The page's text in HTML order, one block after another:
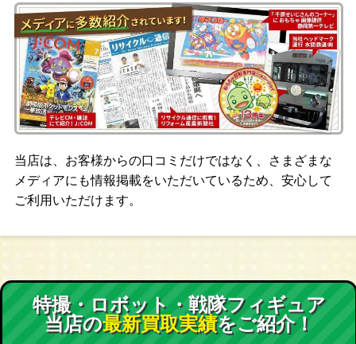
当店は、お客様からの口コミだけではなく、さまざまな
メディアにも情報掲載をいただいているため、安心して
ご利用いただけます。
特撮・ロボット・戦隊フィギュア
当店の最新買取実績をご紹介！